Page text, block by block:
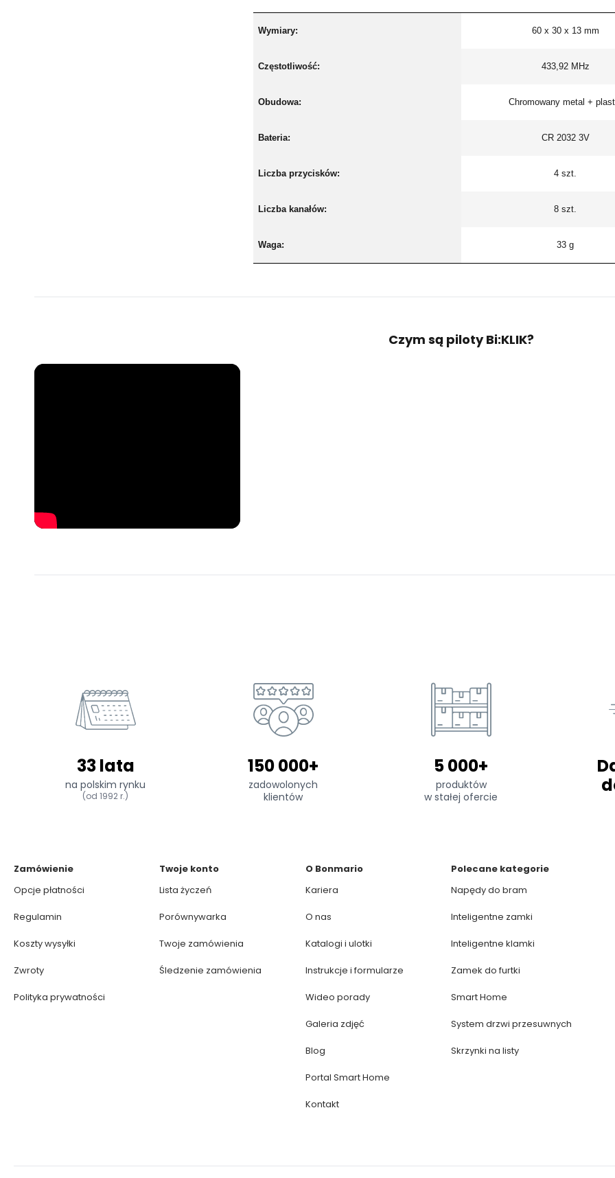
Wymiary: 60 x 30 x 13 mm
Częstotliwość: 433,92 MHz
Obudowa: Chromowany metal +
Bateria: CR 2032 3V
Liczba przycisków: 4 szt.
Liczba kanałów: 8 szt.
Waga: 33 g
Czym są piloty Bi:KLIK?
33 lata
na polskim rynku
(od 1992 r.)
150 000+
zadowolonych
klientów
5 000+
produktów
w stałej ofercie
Zamówienie
Opcje płatności
Regulamin
Koszty wysyłki
Zwroty
Polityka prywatności
Twoje konto
Lista życzeń
Porównywarka
Twoje zamówienia
Śledzenie zamówienia
O Bonmario
Kariera
O nas
Katalogi i ulotki
Instrukcje i formularze
Wideo porady
Galeria zdjęć
Blog
Portal Smart Home
Kontakt
Polecane kategorie
Napędy do bram
Inteligentne zamki
Inteligentne klamki
Zamek do furtki
Smart Home
System drzwi przesuwnych
Skrzynki na listy